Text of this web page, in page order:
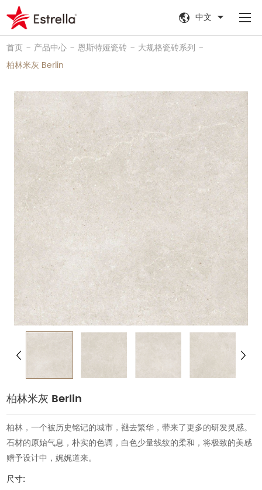
中文
首页 - 产品中心 -恩斯特娅瓷砖 - 大规格瓷砖系列 -
柏林米灰 Berlin
柏林米灰 Berlin
柏林，一个被历史铭记的城市，褪去繁华，带来了更多的研发灵感。
石材的原始气息，朴实的色调，白色少量线纹的柔和，将极致的美感
赠予设计中，娓娓道来。
尺寸: